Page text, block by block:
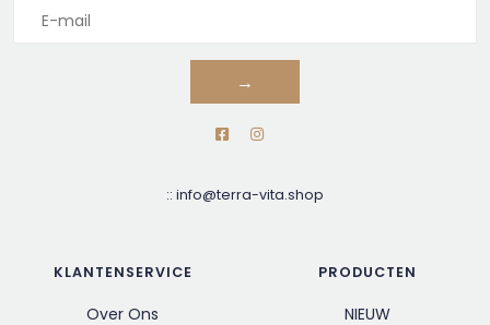
→
:: info@terra-vita.shop
KLANTENSERVICE
Over Ons
PRODUCTEN
NIEUW